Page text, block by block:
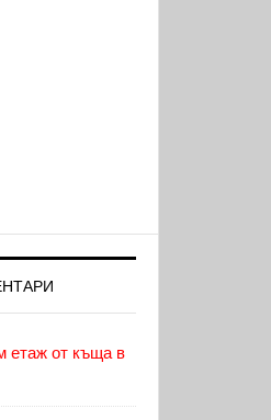
етаж от къща в